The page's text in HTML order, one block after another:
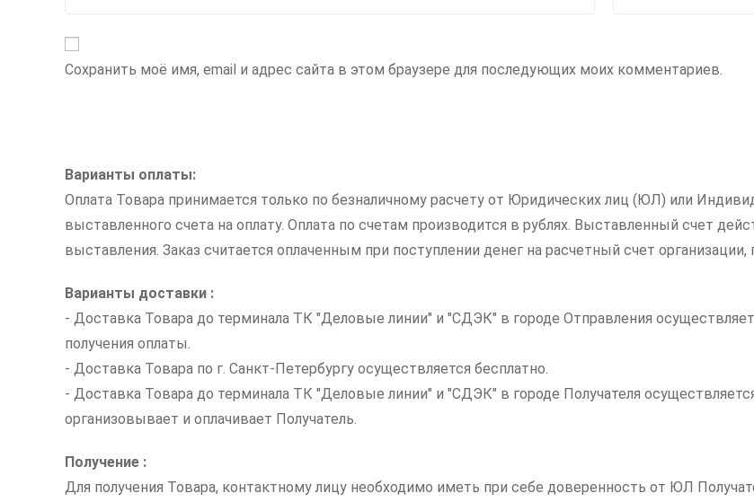
Сохранить моё имя, email и адрес сайта в этом браузере для последующих моих комментариев.
Варианты оплаты:
Оплата Товара принимается только по безналичному расчету от Юридических лиц (ЮЛ) или
выставленного счета на оплату. Оплата по счетам производится в рублях. Выставленный счет
выставления. Заказ считается оплаченным при поступлении денег на расчетный счет организации,
Варианты доставки :
- Доставка Товара до терминала ТК "Деловые линии" и "СДЭК" в городе Отправления
получения оплаты.
- Доставка Товара по г. Санкт-Петербургу осуществляется бесплатно.
- Доставка Товара до терминала ТК "Деловые линии" и "СДЭК" в городе Получателя
организовывает и оплачивает Получатель.
Получение :
Для получения Товара, контактному лицу необходимо иметь при себе доверенность от ЮЛ